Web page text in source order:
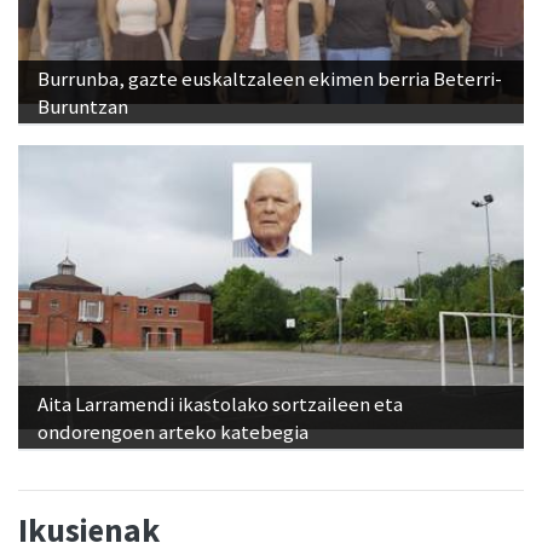
Burrunba, gazte euskaltzaleen ekimen berria Beterri-
Buruntzan
Aita Larramendi ikastolako sortzaileen eta
ondorengoen arteko katebegia
Ikusienak